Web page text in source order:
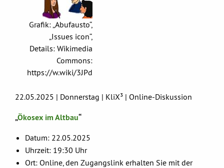
Grafik: „Abufausto“,
„Issues icon“,
Details: Wikimedia
Commons:
https://w.wiki/3JPd
22.05.2025 | Donnerstag | KliX³ | Online-Diskussion
„Ökosex im Altbau“
Datum: 22.05.2025
Uhrzeit: 19:30 Uhr
Ort: Online, den Zugangslink erhalten Sie mit der